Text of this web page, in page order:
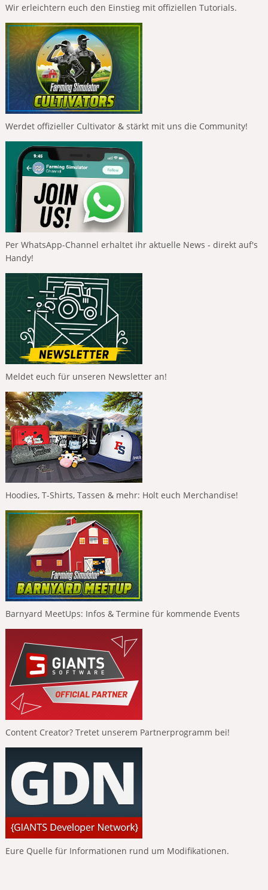
Wir erleichtern euch den Einstieg mit offiziellen Tutorials.
Werdet offizieller Cultivator & stärkt mit uns die Community!
Per WhatsApp-Channel erhaltet ihr aktuelle News - direkt auf's
Handy!
Meldet euch für unseren Newsletter an!
Hoodies, T-Shirts, Tassen & mehr: Holt euch Merchandise!
Barnyard MeetUps: Infos & Termine für kommende Events
Content Creator? Tretet unserem Partnerprogramm bei!
Eure Quelle für Informationen rund um Modifikationen.